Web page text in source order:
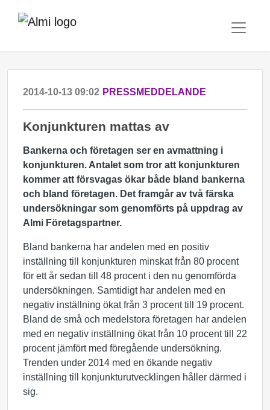
2014-10-13 09:02 PRESSMEDDELANDE
Konjunkturen mattas av
Bankerna och företagen ser en avmattning i
konjunkturen. Antalet som tror att konjunkturen
kommer att försvagas ökar både bland bankerna
och bland företagen. Det framgår av två färska
undersökningar som genomförts på uppdrag av
Almi Företagspartner.
Bland bankerna har andelen med en positiv
inställning till konjunkturen minskat från 80 procent
för ett år sedan till 48 procent i den nu genomförda
undersökningen. Samtidigt har andelen med en
negativ inställning ökat från 3 procent till 19 procent.
Bland de små och medelstora företagen har andelen
med en negativ inställning ökat från 10 procent till 22
procent jämfört med föregående undersökning.
Trenden under 2014 med en ökande negativ
inställning till konjunkturutvecklingen håller därmed i
sig.